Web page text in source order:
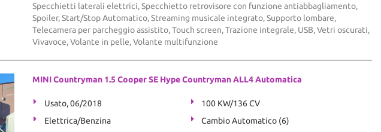
Specchietti laterali elettrici, Specchietto retrovisore con funzione antiabbagliamento,
Spoiler, Start/Stop Automatico, Streaming musicale integrato, Supporto lombare,
Telecamera per parcheggio assistito, Touch screen, Trazione integrale, USB, Vetri oscurati,
Vivavoce, Volante in pelle, Volante multifunzione
MINI Countryman 1.5 Cooper SE Hype Countryman ALL4 Automatica
Usato, 06/2018
100 KW/136 CV
Elettrica/Benzina
Cambio Automatico (6)